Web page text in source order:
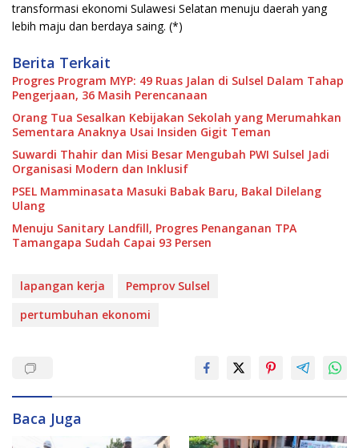
transformasi ekonomi Sulawesi Selatan menuju daerah yang
lebih maju dan berdaya saing. (*)
Berita Terkait
Progres Program MYP: 49 Ruas Jalan di Sulsel Dalam Tahap
Pengerjaan, 36 Masih Perencanaan
Orang Tua Sesalkan Kebijakan Sekolah yang Merumahkan
Sementara Anaknya Usai Insiden Gigit Teman
Suwardi Thahir dan Misi Besar Mengubah PWI Sulsel Jadi
Organisasi Modern dan Inklusif
PSEL Mamminasata Masuki Babak Baru, Bakal Dilelang
Ulang
Menuju Sanitary Landfill, Progres Penanganan TPA
Tamangapa Sudah Capai 93 Persen
lapangan kerja
Pemprov Sulsel
pertumbuhan ekonomi
Baca Juga